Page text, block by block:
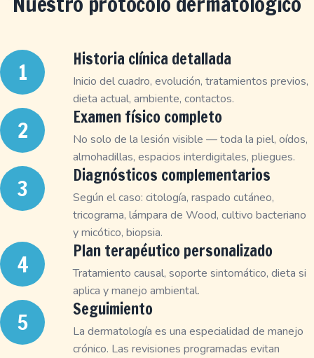
Historia clínica detallada
Inicio del cuadro, evolución, tratamientos previos,
dieta actual, ambiente, contactos.
Examen físico completo
No solo de la lesión visible — toda la piel, oídos,
almohadillas, espacios interdigitales, pliegues.
Diagnósticos complementarios
Según el caso: citología, raspado cutáneo,
tricograma, lámpara de Wood, cultivo bacteriano
y micótico, biopsia.
Plan terapéutico personalizado
Tratamiento causal, soporte sintomático, dieta si
aplica y manejo ambiental.
Seguimiento
La dermatología es una especialidad de manejo
crónico. Las revisiones programadas evitan